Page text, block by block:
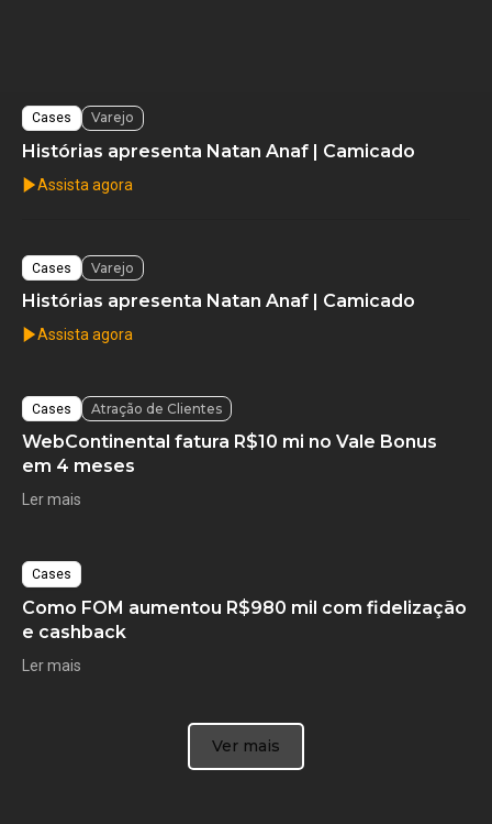
Cases Varejo
Histórias apresenta Natan Anaf | Camicado
Assista agora
Cases Varejo
Histórias apresenta Natan Anaf | Camicado
Assista agora
Cases Atração de Clientes
WebContinental fatura R$10 mi no Vale Bonus
em 4 meses
Ler mais
Cases
Como FOM aumentou R$980 mil com fidelização
e cashback
Ler mais
Ver mais